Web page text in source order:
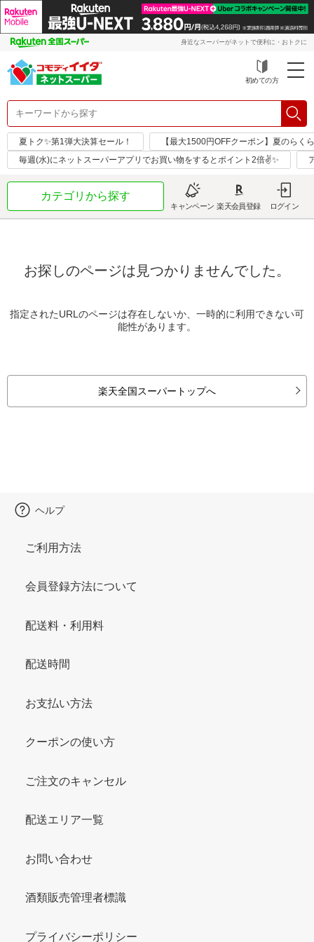
身近なスーパーがネットで便利に・おトクに
初めての方
夏トク✨第1弾大決算セール！
【最大1500円OFFクーポン】夏のらく
毎週(水)にネットスーパーアプリでお買い物をするとポイント2倍✌✨
カテゴリから探す
キャンペーン 楽天会員登録 ログイン
お探しのページは見つかりませんでした。
指定されたURLのページは存在しないか、一時的に利用できない可
能性があります。
楽天全国スーパートップへ
ヘルプ
ご利用方法
会員登録方法について
配送料・利用料
配送時間
お支払い方法
クーポンの使い方
ご注文のキャンセル
配送エリア一覧
お問い合わせ
酒類販売管理者標識
プライバシーポリシー